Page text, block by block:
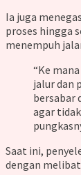
Ia juga
proses hingga
menempuh
“Ke
jalur dan
bersabar
agar
Saat ini,
dengan